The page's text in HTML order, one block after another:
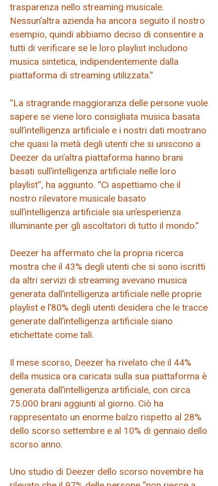
trasparenza nello streaming musicale.
Nessun’altra azienda ha ancora seguito il nostro
esempio, quindi abbiamo deciso di consentire a
tutti di verificare se le loro playlist includono
musica sintetica, indipendentemente dalla
piattaforma di streaming utilizzata.”
“La stragrande maggioranza delle persone vuole
sapere se viene loro consigliata musica basata
sull’intelligenza artificiale e i nostri dati mostrano
che quasi la metà degli utenti che si uniscono a
Deezer da un’altra piattaforma hanno brani
basati sull’intelligenza artificiale nelle loro
playlist”, ha aggiunto. “Ci aspettiamo che il
nostro rilevatore musicale basato
sull’intelligenza artificiale sia un’esperienza
illuminante per gli ascoltatori di tutto il mondo.”
Deezer ha affermato che la propria ricerca
mostra che il 43% degli utenti che si sono iscritti
da altri servizi di streaming avevano musica
generata dall’intelligenza artificiale nelle proprie
playlist e l’80% degli utenti desidera che le tracce
generate dall’intelligenza artificiale siano
etichettate come tali.
Il mese scorso, Deezer ha rivelato che il 44%
della musica ora caricata sulla sua piattaforma è
generata dall’intelligenza artificiale, con circa
75.000 brani aggiunti al giorno. Ciò ha
rappresentato un enorme balzo rispetto al 28%
dello scorso settembre e al 10% di gennaio dello
scorso anno.
Uno studio di Deezer dello scorso novembre ha